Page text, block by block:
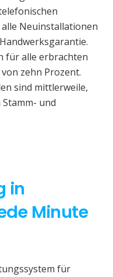
Neuinstallationen
für alle erbrachten
zehn Prozent.
sind mittlerweile,
und
in
Minute
für